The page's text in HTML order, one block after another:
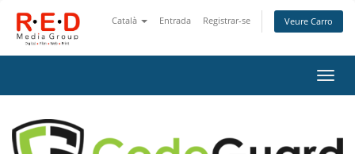
Català Entrada Registrar-se Veure Carro
la